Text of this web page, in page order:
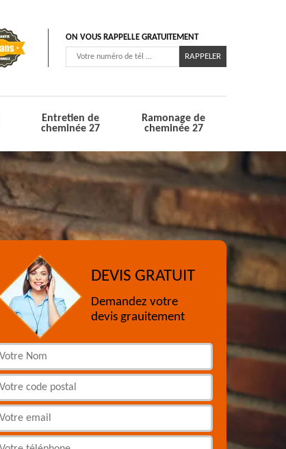
ON VOUS RAPPELLE GRATUITEMENT
Entretien de
cheminée 27
Ramonage de
cheminée 27
DEVIS GRATUIT
Demandez votre
devis grauitement